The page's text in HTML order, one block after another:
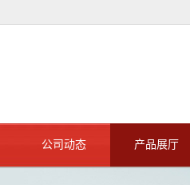
公司动态 产品展厅